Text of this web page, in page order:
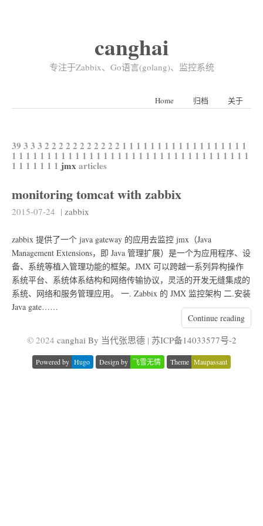
canghai
专注于Zabbix、Go语言(golang)、监控系统
Home 归档 关于
39 3 3 3 2 2 2 2 2 2 2 2 2 2 2 1 1 1 1 1 1 1 1 1 1 1 1 1 1 1 1 1 1
1 1 1 1 1 1 1 1 1 1 1 1 1 1 1 1 1 1 1 1 1 1 1 1 1 1 1 1 1 1 1 1 1 1
1 1 1 1 1 1 1 jmx articles
monitoring tomcat with zabbix
2015-07-24 | zabbix
zabbix 提供了一个 java gateway 的应用去监控 jmx（Java
Management Extensions，即 Java 管理扩展）是一个为应用程序、设
备、系统等植入管理功能的框架。JMX 可以跨越一系列异构操作
系统平台、系统体系结构和网络传输协议，灵活的开发无缝集成的
系统、网络和服务管理应用。 一. Zabbix 的 JMX 监控架构 二.安装
Java gate……
Continue reading
© 2024 canghai By 当代张思德| 苏ICP备14033577号-2
Powered by Hugo Design by 飞雪无情 Theme Maupassant